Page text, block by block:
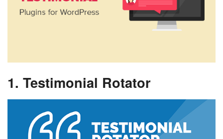
1. Testimonial Rotator